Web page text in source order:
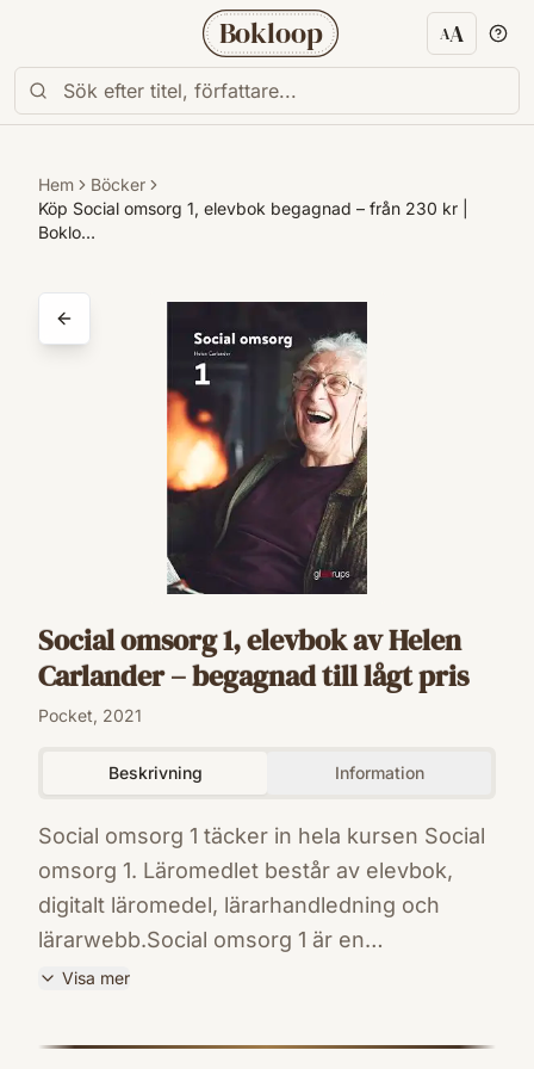
Bokloop AA
Hem
Böcker
Köp Social omsorg 1, elevbok begagnad – från 230 kr |
Boklo…
Social omsorg 1, elevbok av Helen
Carlander – begagnad till lågt pris
Pocket, 2021
Beskrivning Information
Social omsorg 1 täcker in hela kursen Social
omsorg 1. Läromedlet består av elevbok,
digitalt läromedel, lärarhandledning och
lärarwebb.Social omsorg 1 är en
grundläggande kurs som ger en introduktion
förhållningssätt med fokus på mänskliga
Visa mer
9789151105383